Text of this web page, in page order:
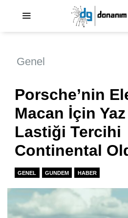
Genel
Porsche’nin
Macan İçin Yaz
Lastiği Tercihi
Continental
GENEL GUNDEM HABER